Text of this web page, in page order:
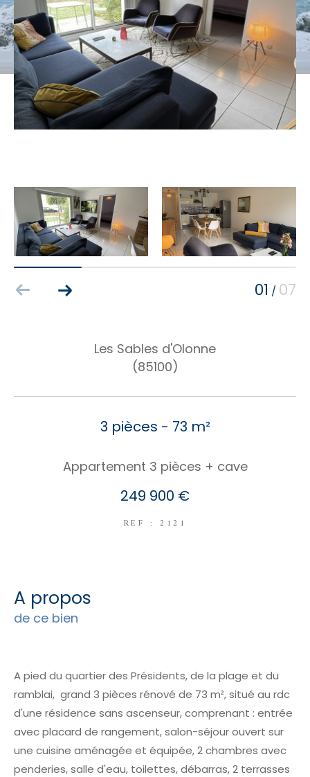
01 / 07
Les Sables d'Olonne
(85100)
3 pièces - 73 m²
Appartement 3 pièces + cave
249 900 €
REF : 2121
a propos
de ce bien
A pied du quartier des Présidents, de la plage et du
ramblai, grand 3 pièces rénové de 73 m², situé au rdc
d'une résidence sans ascenseur, comprenant : entrée
avec placard de rangement, salon-séjour ouvert sur
une cuisine aménagée et équipée, 2 chambres avec
penderies, salle d'eau, toilettes, débarras, 2 terrasses
Budget
Budget
Surface
Surface
Pièces
Pièces
AFFINER LES CRITÈRES
EXCLUSIVITÉS NOUVEAUTÉS